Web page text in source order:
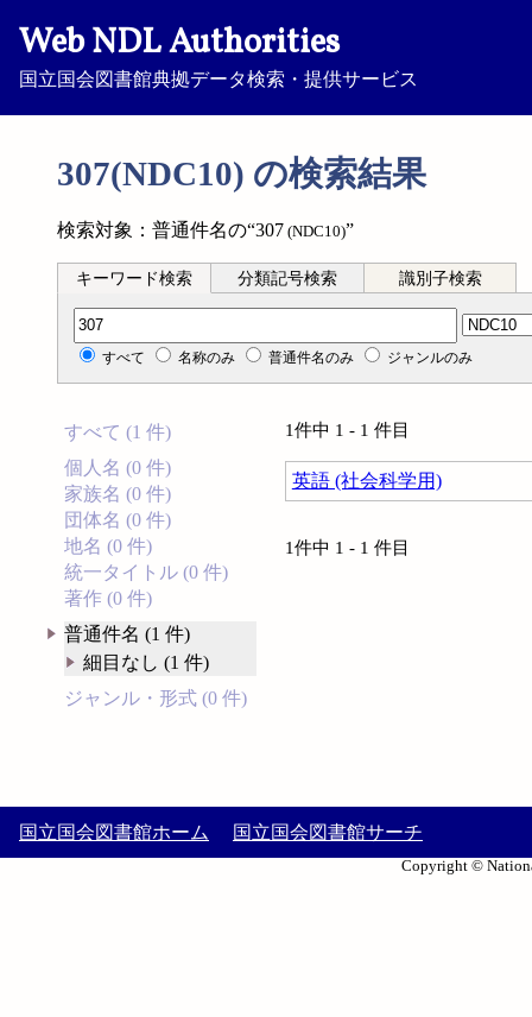
Web NDL Authorities
国立国会図書館典拠データ検索・提供サービス
307(NDC10) の検索結果
検索対象：普通件名の“307 (NDC10)”
キーワード検索 分類記号検索 識別子検索
分類記号検索
すべて 名称のみ 普通件名のみ ジャンルのみ
すべて (1 件)
個人名 (0 件)
家族名 (0 件)
団体名 (0 件)
地名 (0 件)
統一タイトル (0 件)
著作 (0 件)
普通件名 (1 件)
細目なし (1 件)
ジャンル・形式 (0 件)
1件中 1 - 1 件目
英語 (社会科学用)
1件中 1 - 1 件目
国立国会図書館ホーム 国立国会図書館サーチ
Copyright ©